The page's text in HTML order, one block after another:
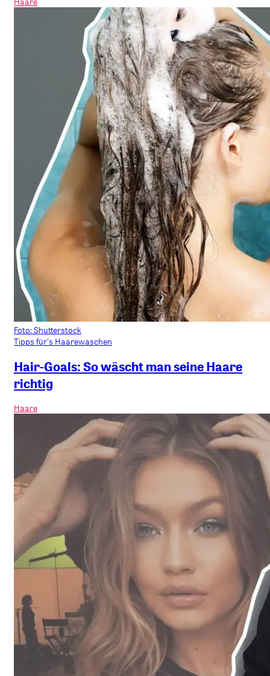
Foto: Shutterstock
Tipps für's Haarewaschen
Hair-Goals: So wäscht man seine Haare
richtig
Haare